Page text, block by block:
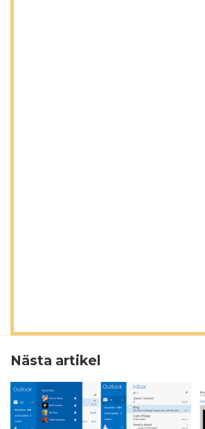
Nästa artikel